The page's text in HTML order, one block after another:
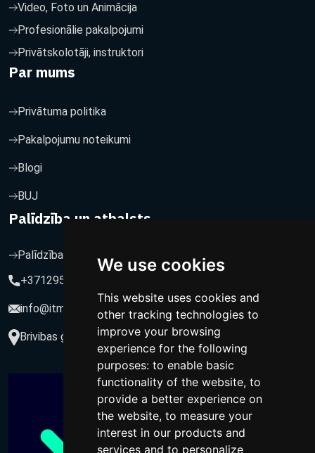
We use cookies
This website uses cookies and
other tracking technologies to
improve your browsing
experience for the following
purposes: to enable basic
functionality of the website, to
provide a better experience on
the website, to measure your
interest in our products and
services and to personalize
Video, Foto un Animācija
Profesionālie pakalpojumi
Privātskolotāji, instruktori
Par mums
Privātuma politika
Pakalpojumu noteikumi
Blogi
BUJ
Palīdzība un atbalsts
Palīdzība un atbalsts
+37129564547
info@itmarketing.lv
Brivibas gatve 234-77, LV-1039, Riga, Latvia